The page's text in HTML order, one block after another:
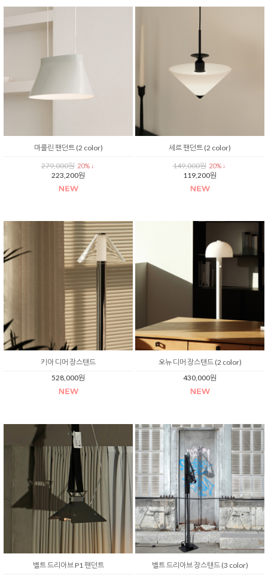
마를린 팬던트 (2 color)
279,000원 20% ↓
223,200원
세르 팬던트 (2 color)
149,000원 20% ↓
119,200원
키아 디머 장스탠드
528,000원
오뉴 디머 장스탠드 (2 color)
430,000원
벨트 드리아브 P1 팬던트 벨트 드리아브 장스탠드 (3 color)